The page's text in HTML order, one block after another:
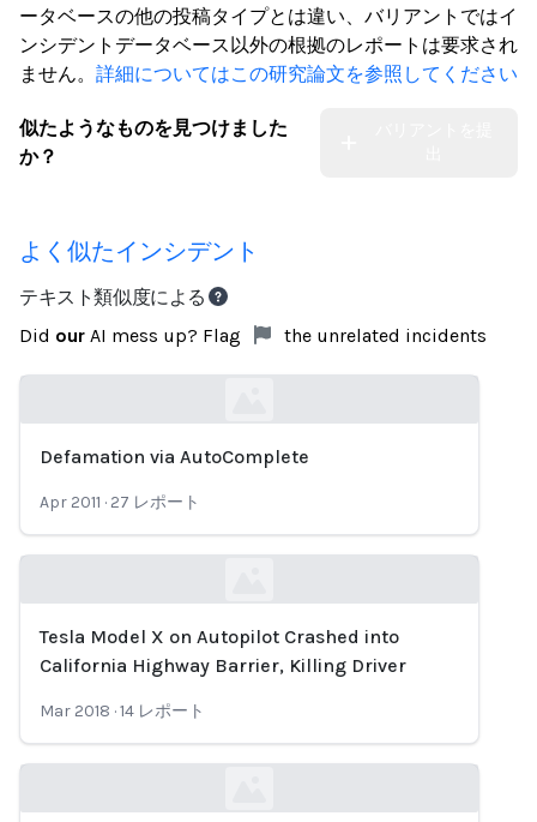
ータベースの他の投稿タイプとは違い、バリアントではイ
ンシデントデータベース以外の根拠のレポートは要求され
ません。 詳細についてはこの研究論文を参照してください
似たようなものを見つけました
か？
よく似たインシデント
テキスト類似度による
Did our AI mess up? Flag the unrelated incidents
Defamation via AutoComplete
Apr 2011 · 27 レポート
Loading...
Tesla Model X on Autopilot Crashed into
California Highway Barrier, Killing Driver
Mar 2018 ·14 レポート